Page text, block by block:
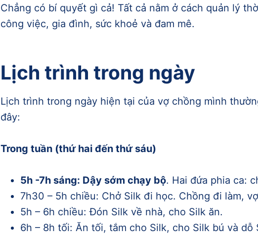
Chẳng có bí quyết gì cả! Tất cả nằm ở cách quản lý
công việc, gia đình, sức khoẻ và đam mê.
Lịch trình trong ngày
Lịch trình trong ngày hiện tại của vợ chồng mình
đây:
Trong tuần (thứ hai đến thứ sáu)
5h -7h sáng: Dậy sớm chạy bộ. Hai đứa phia ca:
7h30 – 5h chiều: Chở Silk đi học. Chồng đi làm,
5h – 6h chiều: Đón Silk về nhà, cho Silk ăn.
6h – 8h tối: Ăn tối, tắm cho Silk, cho Silk bú và dỗ